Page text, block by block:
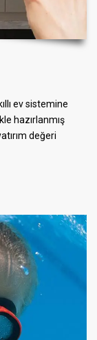
ev sistemine
hazırlanmış
değeri